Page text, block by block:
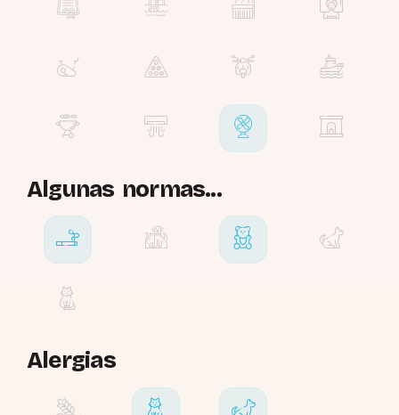
Algunas normas...
Alergias